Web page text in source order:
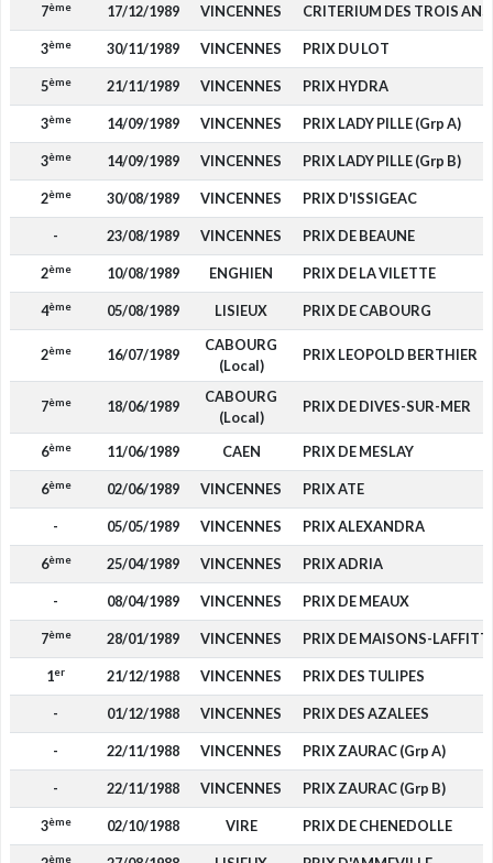
7ème 17/12/1989 VINCENNES CRITERIUM DES TROIS ANS
3ème 30/11/1989 VINCENNES PRIX DU LOT
5ème 21/11/1989 VINCENNES PRIX HYDRA
3ème 14/09/1989 VINCENNES PRIX LADY PILLE (Grp A)
3ème 14/09/1989 VINCENNES PRIX LADY PILLE (Grp B)
2ème 30/08/1989 VINCENNES PRIX D'ISSIGEAC
- 23/08/1989 VINCENNES PRIX DE BEAUNE
2ème 10/08/1989 ENGHIEN PRIX DE LA VILETTE
4ème 05/08/1989 LISIEUX PRIX DE CABOURG
2ème 16/07/1989
CABOURG
(Local)
PRIX LEOPOLD BERTHIER
7ème 18/06/1989
CABOURG
(Local)
PRIX DE DIVES-SUR-MER
6ème 11/06/1989 CAEN PRIX DE MESLAY
6ème 02/06/1989 VINCENNES PRIX ATE
- 05/05/1989 VINCENNES PRIX ALEXANDRA
6ème 25/04/1989 VINCENNES PRIX ADRIA
- 08/04/1989 VINCENNES PRIX DE MEAUX
7ème 28/01/1989 VINCENNES PRIX DE MAISONS-
1er 21/12/1988 VINCENNES PRIX DES TULIPES
- 01/12/1988 VINCENNES PRIX DES AZALEES
- 22/11/1988 VINCENNES PRIX ZAURAC (Grp A)
- 22/11/1988 VINCENNES PRIX ZAURAC (Grp B)
3ème 02/10/1988 VIRE PRIX DE CHENEDOLLE
ème